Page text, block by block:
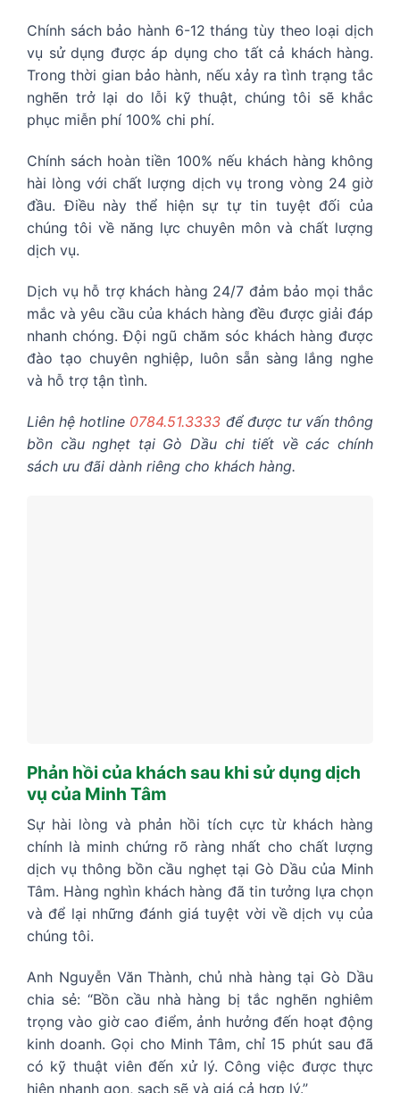
Chính sách bảo hành 6-12 tháng tùy theo loại dịch
vụ sử dụng được áp dụng cho tất cả khách hàng.
Trong thời gian bảo hành, nếu xảy ra tình trạng tắc
nghẽn trở lại do lỗi kỹ thuật, chúng tôi sẽ khắc
phục miễn phí 100% chi phí.
Chính sách hoàn tiền 100% nếu khách hàng không
hài lòng với chất lượng dịch vụ trong vòng 24 giờ
đầu. Điều này thể hiện sự tự tin tuyệt đối của
chúng tôi về năng lực chuyên môn và chất lượng
dịch vụ.
Dịch vụ hỗ trợ khách hàng 24/7 đảm bảo mọi thắc
mắc và yêu cầu của khách hàng đều được giải đáp
nhanh chóng. Đội ngũ chăm sóc khách hàng được
đào tạo chuyên nghiệp, luôn sẵn sàng lắng nghe
và hỗ trợ tận tình.
Liên hệ hotline 0784.51.3333 để được tư vấn thông
bồn cầu nghẹt tại Gò Dầu chi tiết về các chính
sách ưu đãi dành riêng cho khách hàng.
Phản hồi của khách sau khi sử dụng dịch
vụ của Minh Tâm
Sự hài lòng và phản hồi tích cực từ khách hàng
chính là minh chứng rõ ràng nhất cho chất lượng
dịch vụ thông bồn cầu nghẹt tại Gò Dầu của Minh
Tâm. Hàng nghìn khách hàng đã tin tưởng lựa chọn
và để lại những đánh giá tuyệt vời về dịch vụ của
chúng tôi.
Anh Nguyễn Văn Thành, chủ nhà hàng tại Gò Dầu
chia sẻ: “Bồn cầu nhà hàng bị tắc nghẽn nghiêm
trọng vào giờ cao điểm, ảnh hưởng đến hoạt động
kinh doanh. Gọi cho Minh Tâm, chỉ 15 phút sau đã
có kỹ thuật viên đến xử lý. Công việc được thực
hiện nhanh gọn, sạch sẽ và giá cả hợp lý.”